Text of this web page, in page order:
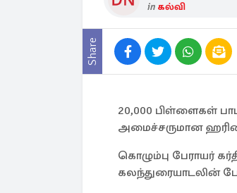
in கல்வி
Share
20,000 பிள்ளைகள்
அமைச்சருமான
கொழும்பு பேராயர்
கலந்துரையாடலின்